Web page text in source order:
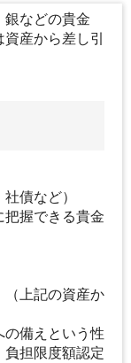
銀などの貴金
産から差し引
債など）
把握できる貴金
（上記の資産か
備えという性
負担限度額認定